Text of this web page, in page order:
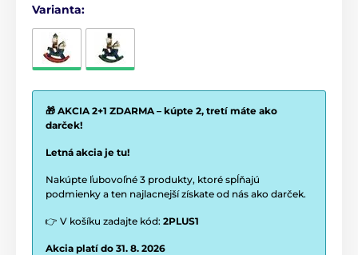
Varianta:
🎁 AKCIA 2+1 ZDARMA – kúpte 2, tretí máte ako
darček!
Letná akcia je tu!
Nakúpte ľubovoľné 3 produkty, ktoré spĺňajú
podmienky a ten najlacnejší získate od nás ako darček.
👉 V košíku zadajte kód: 2PLUS1
Akcia platí do 31. 8. 2026